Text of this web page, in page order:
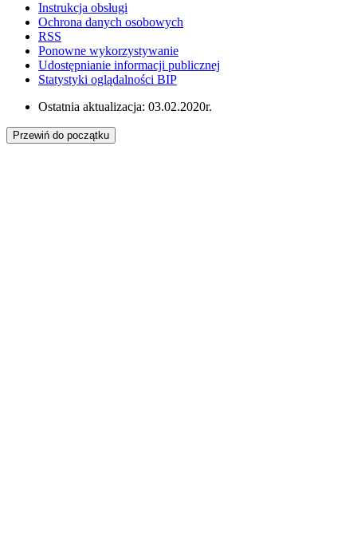
Instrukcja obsługi
Ochrona danych osobowych
RSS
Ponowne wykorzystywanie
Udostępnianie informacji publicznej
Statystyki oglądalności BIP
Ostatnia aktualizacja: 03.02.2020r.
Przewiń do początku